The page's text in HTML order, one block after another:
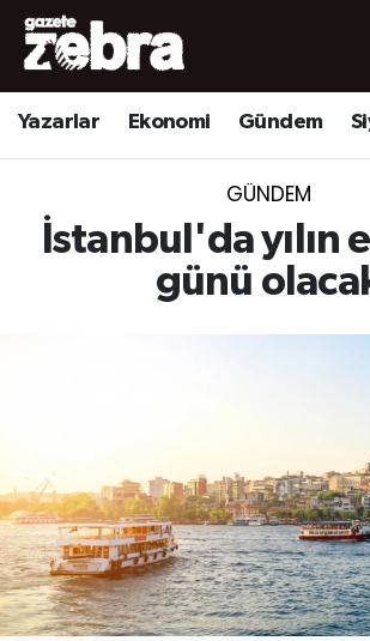
Yazarlar Ekonomi Gündem
GÜNDEM
İstanbul'da yılın
günü
Yazarlar
Ekonomi
Nöbetçi Eczaneler
Hava Durumu
Süper Lig Puan Durumu ve